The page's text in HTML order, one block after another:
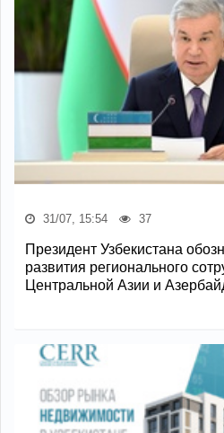
31/07, 15:54 37
Президент Узбекистана
развития регионального
Центральной Азии и